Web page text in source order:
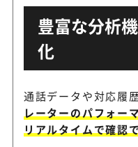
豊富な分析
化
通話データや対応履
レーターのパフォー
リアルタイムで確認